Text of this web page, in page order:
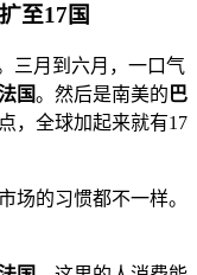
至17国
三月到六月，一口气
国。然后是南美的 巴
，全球加起来就有17
场的习惯都不一样。